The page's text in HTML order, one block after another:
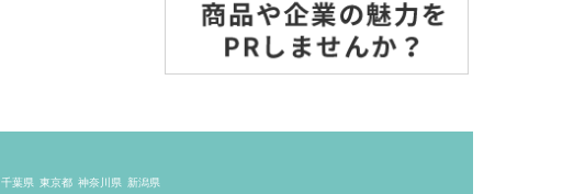
千葉県 東京都 神奈川県 新潟県